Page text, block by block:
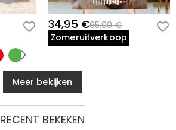
34,95 €65,00 €
Zomeruitverkoop
Meer bekijken
RECENT BEKEKEN